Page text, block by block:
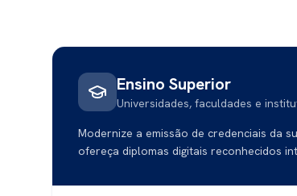
Ensino Superior
Universidades, faculdades e
Modernize a emissão de credenciais da
ofereça diplomas digitais reconhecidos